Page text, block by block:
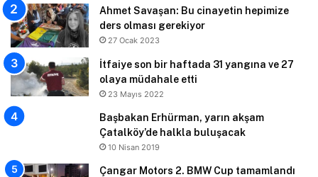
Ahmet Savaşan: Bu cinayetin hepimize
ders olması gerekiyor
27 Ocak 2023
İtfaiye son bir haftada 31 yangına ve 27
olaya müdahale etti
23 Mayıs 2022
Başbakan Erhürman, yarın akşam
Çatalköy’de halkla buluşacak
10 Nisan 2019
Çangar Motors 2. BMW Cup tamamlandı